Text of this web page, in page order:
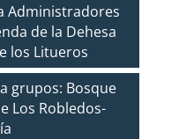
Administradores
de la Dehesa
los Litueros
grupos: Bosque
Los Robledos-